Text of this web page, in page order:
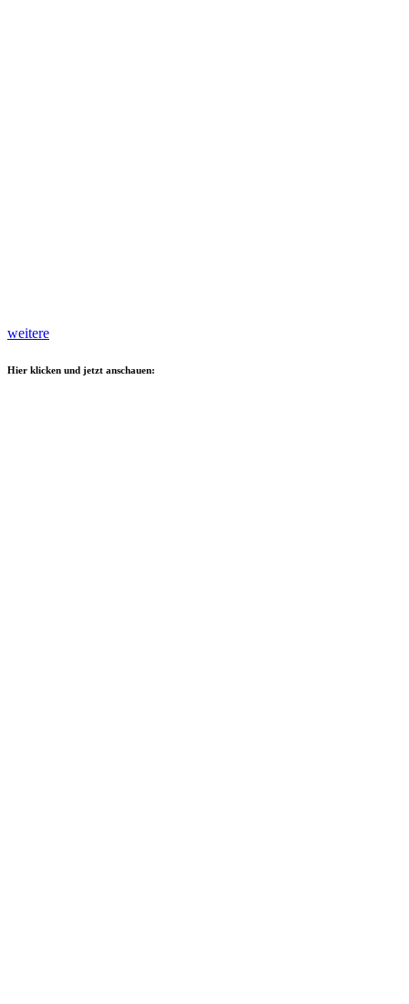
weitere
Hier klicken und jetzt anschauen: